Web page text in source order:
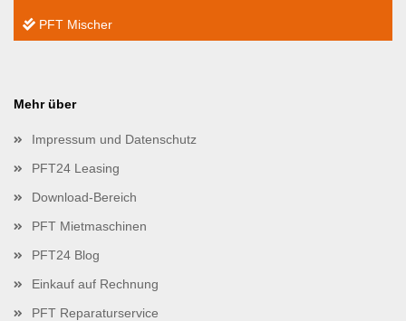
PFT Mischer
Mehr über
Impressum und Datenschutz
PFT24 Leasing
Download-Bereich
PFT Mietmaschinen
PFT24 Blog
Einkauf auf Rechnung
PFT Reparaturservice